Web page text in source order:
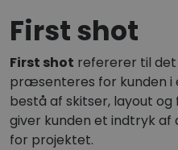
First shot
First shot refererer til
præsenteres for kunden i
bestå af skitser, layout
giver kunden et indtryk
for projektet.